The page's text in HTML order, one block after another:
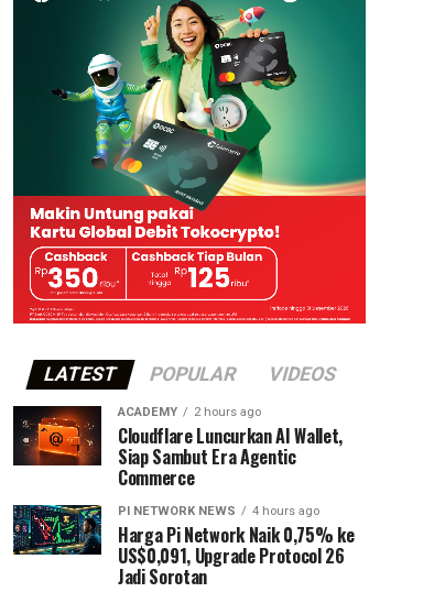
LATEST POPULAR VIDEOS
ACADEMY 2 hours ago
Cloudflare Luncurkan AI Wallet,
Siap Sambut Era Agentic
Commerce
PI NETWORK NEWS 4 hours ago
Harga Pi Network Naik 0,75% ke
US$0,091, Upgrade Protocol 26
Jadi Sorotan